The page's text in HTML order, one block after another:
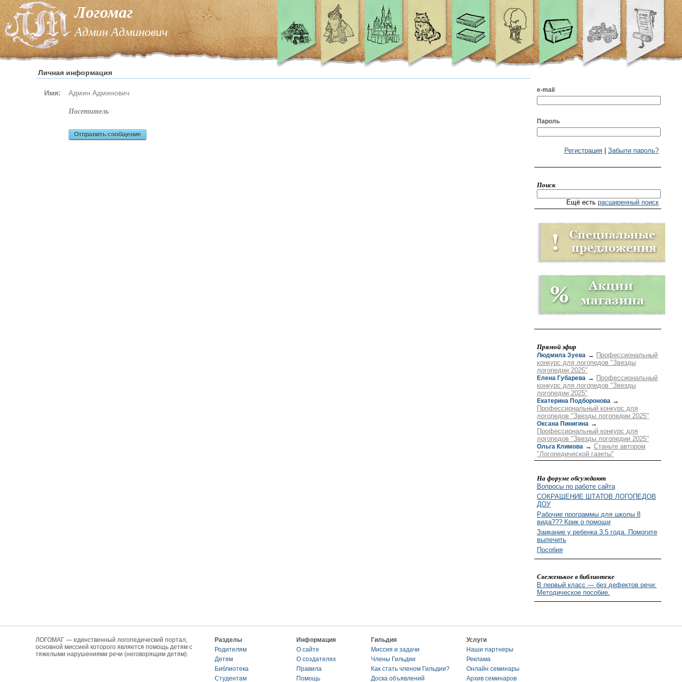
Логомаг
Админ Админович
Личная информация
Имя: Админ Админович
посетитель
Отправить сообщение
e-mail
Пароль
Регистрация Забыли пароль?
Поиск
Ещё есть расширенный поиск
Прямой эфир
Людмила Зуева → Профессиональный
конкурс для логопедов "Звезды
логопедии 2025"
Елена Губарева → Профессиональный
конкурс для логопедов "Звезды
логопедии 2025"
Екатерина Подборонова →
Профессиональный конкурс для
логопедов "Звезды логопедии 2025"
Оксана Пинигина →
Профессиональный конкурс для
логопедов "Звезды логопедии 2025"
Ольга Климова → Станьте автором
"Логопедической газеты"
На форуме обсуждают
Вопросы по работе сайта
СОКРАЩЕНИЕ ШТАТОВ ЛОГОПЕДОВ
ДОУ
Рабочие программы для школы 8
вида??? Крик о помощи
Заикание у ребенка 3.5 года. Помогите
вылечить
Пособия
Свеженькое в библиотеке
В первый класс — без дефектов речи:
Методическое пособие.
ЛОГОМАГ — единственный логопедический портал,
основной миссией которого является помощь детям с
тяжелыми нарушениями речи (неговорящим детям).
Разделы
Родителям
Детям
Библиотека
Студентам
Информация
О сайте
О создателях
Правила
Помощь
Гильдия
Миссия и задачи
Члены Гильдии
Как стать членом Гильдии?
Доска объявлений
Услуги
Наши партнеры
Реклама
Онлайн семинары
Архив семинаров